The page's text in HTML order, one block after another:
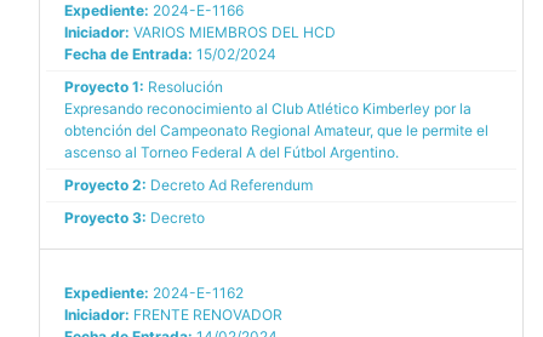
Expediente: 2024-E-1166
Iniciador: VARIOS MIEMBROS DEL HCD
Fecha de Entrada: 15/02/2024
Proyecto 1: Resolución
Expresando reconocimiento al Club Atlético Kimberley por la
obtención del Campeonato Regional Amateur, que le permite el
ascenso al Torneo Federal A del Fútbol Argentino.
Proyecto 2: Decreto Ad Referendum
Proyecto 3: Decreto
Expediente: 2024-E-1162
Iniciador: FRENTE RENOVADOR